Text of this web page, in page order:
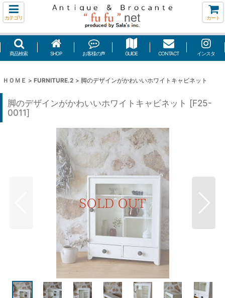
カテゴリ カート
商品検索 SHOP お客様の声 GUIDE CONTACT インスタ
ＨＯＭＥ > FURNITURE.2 > 脚のデザインがかわいいホワイトキャビネット
脚のデザインがかわいいホワイトキャビネット [F25-
0011]